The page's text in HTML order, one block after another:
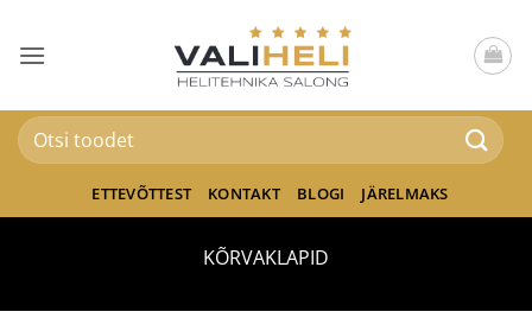
content
Otsi:
ETTEVÕTTEST KONTAKT BLOGI JÄRELMAKS
KÕRVAKLAPID